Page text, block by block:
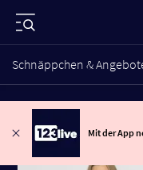
Schnäppchen &
Mit der App